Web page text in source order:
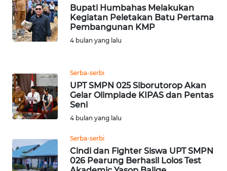
Bupati Humbahas Melakukan
Kegiatan Peletakan Batu Pertama
Pembangunan KMP
4 bulan yang lalu
Serba-serbi
UPT SMPN 025 Siborutorop Akan
Gelar Olimpiade KIPAS dan Pentas
Seni
4 bulan yang lalu
Serba-serbi
Cindi dan Fighter Siswa UPT SMPN
026 Pearung Berhasil Lolos Test
WN
INDRAMAYU
KUNINGAN
WN
MAJALENGKA
WN
SUBANG